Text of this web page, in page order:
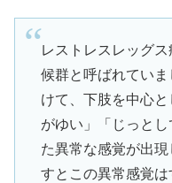
レストレスレッグ
候群と呼ばれてい
けて、下肢を中心
がゆい」「じっと
た異常な感覚が出
すとこの異常感覚